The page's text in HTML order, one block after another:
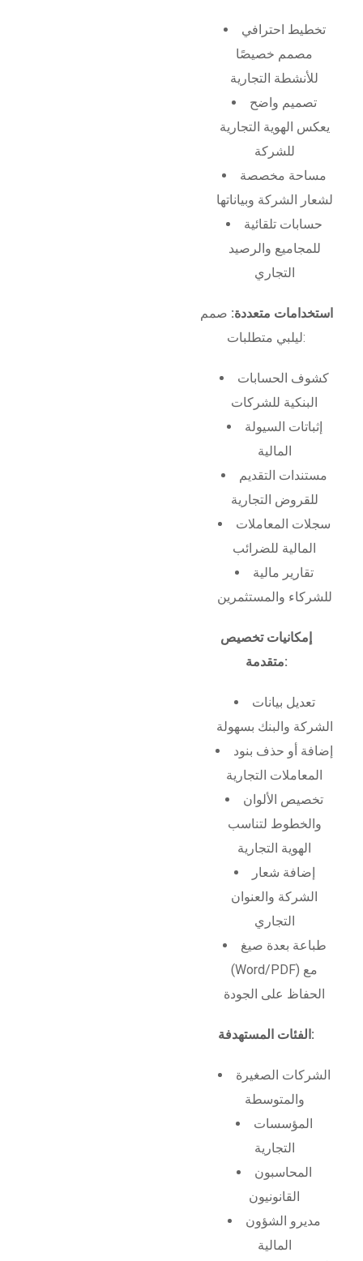
تخطيط احترافي
مصمم خصيصًا
للأنشطة التجارية
تصميم واضح
يعكس الهوية التجارية
للشركة
مساحة مخصصة
لشعار الشركة وبياناتها
حسابات تلقائية
للمجاميع والرصيد
التجاري
استخدامات متعددة: صمم
ليلبي متطلبات:
كشوف الحسابات
البنكية للشركات
إثباتات السيولة
المالية
مستندات التقديم
للقروض التجارية
سجلات المعاملات
المالية للضرائب
تقارير مالية
للشركاء والمستثمرين
إمكانيات تخصيص
متقدمة:
تعديل بيانات
الشركة والبنك بسهولة
إضافة أو حذف بنود
المعاملات التجارية
تخصيص الألوان
والخطوط لتناسب
الهوية التجارية
إضافة شعار
الشركة والعنوان
التجاري
طباعة بعدة صيغ
(Word/PDF) مع
الحفاظ على الجودة
الفئات المستهدفة:
الشركات الصغيرة
والمتوسطة
المؤسسات
التجارية
المحاسبون
القانونيون
مديرو الشؤون
المالية